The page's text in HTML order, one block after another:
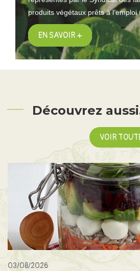
produits végétaux prêts à l’emploi
EN SAVOIR +
Découvrez
VOIR
03/08/2026